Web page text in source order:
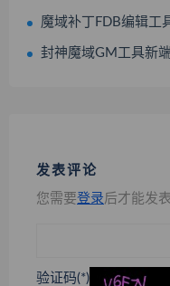
魔域补丁FDB编辑工
封神魔域GM工具新
发表评论
您需要登录后才能发
验证码(*)